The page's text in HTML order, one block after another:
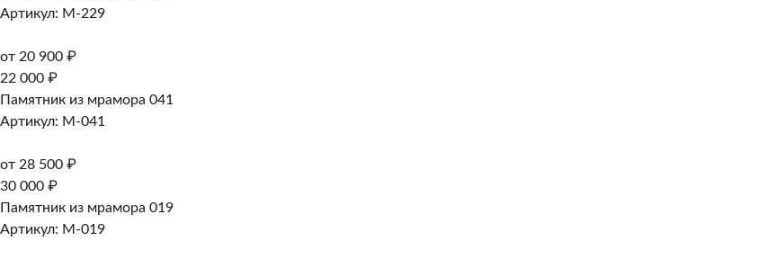
Артикул: M-229
от 20 900 ₽
22 000 ₽
Памятник из мрамора 041
Артикул: M-041
от 28 500 ₽
30 000 ₽
Памятник из мрамора 019
Артикул: M-019